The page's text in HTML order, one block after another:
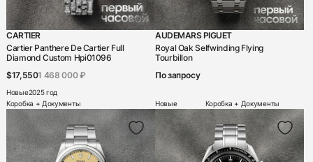
CARTIER
Cartier Panthere De Cartier Full
Diamond Custom Hpi01096
$17,5501 468 000 ₽
Новые2025 год
Коробка + Документы
AUDEMARS PIGUET
Royal Oak Selfwinding Flying
Tourbillon
По запросу
Новые Коробка + Документы